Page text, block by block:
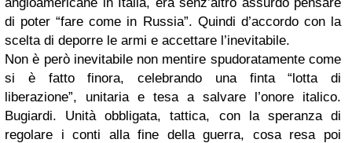
di poter “fare come in Russia”. Quindi d’accordo con la
scelta di deporre le armi e accettare l’inevitabile.
Non è però inevitabile non mentire spudoratamente come
si è fatto finora, celebrando una finta “lotta di
liberazione”, unitaria e tesa a salvare l’onore italico.
Bugiardi. Unità obbligata, tattica, con la speranza di
regolare i conti alla fine della guerra, cosa resa poi